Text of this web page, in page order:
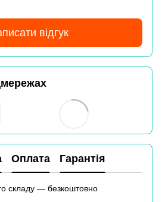
відгук
Оплата Гарантія
складу — безкоштовно